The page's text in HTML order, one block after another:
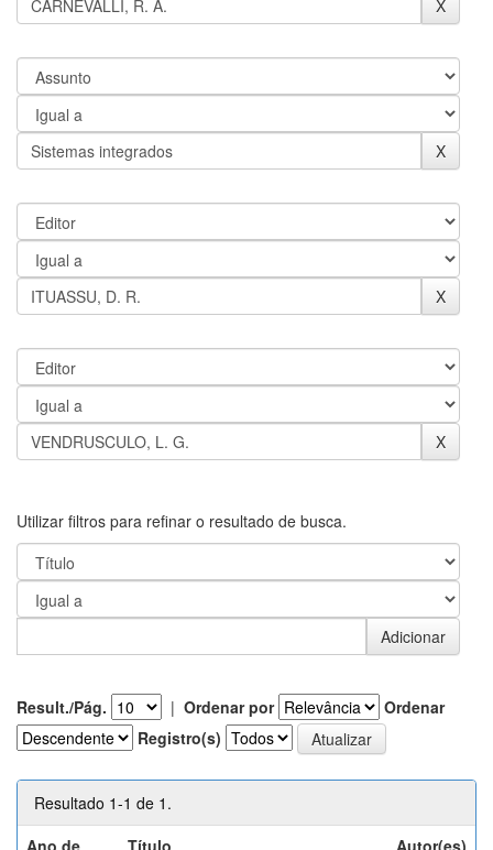
Utilizar filtros para refinar o resultado de busca.
Result./Pág. | Ordenar por
Ordenar
Registro(s)
Resultado 1-1 de 1.
Ano de
Título Autor(es)